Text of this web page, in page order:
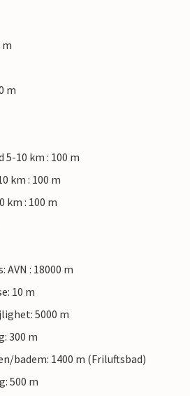
m
m
5-10 km : 100 m
km : 100 m
km : 100 m
: 18000 m
10 m
5000 m
300 m
badem: 1400 m (Friluftsbad)
500 m